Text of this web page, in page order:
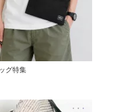
グ特集